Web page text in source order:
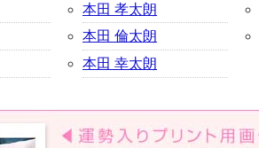
本田 孝太朗
本田 倫太朗
本田 幸太朗